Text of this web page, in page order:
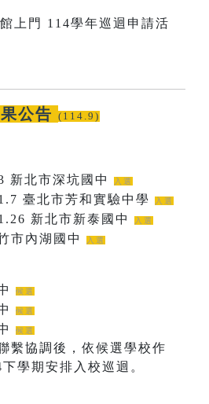
公告 (114.9)
新北市深坑國中 入選
臺北市芳和實驗中學 入選
新北市新泰國中 入選
市內湖國中 入選
候選
候選
候選
繫協調後，依候選學校作
學期安排入校巡迴。